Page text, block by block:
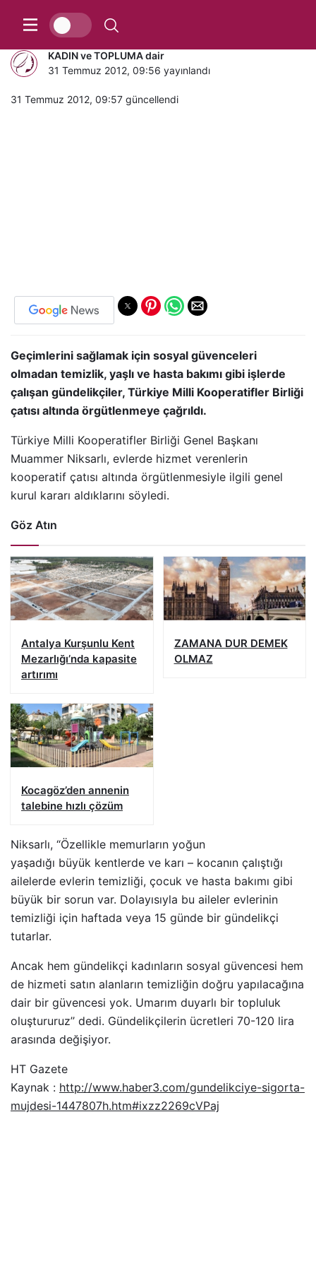
Gündelikçilere Müjdeli haber
KADIN ve TOPLUMA dair
31 Temmuz 2012, 09:56 yayınlandı
31 Temmuz 2012, 09:57 güncellendi
Geçimlerini sağlamak için sosyal güvenceleri
olmadan temizlik, yaşlı ve hasta bakımı gibi işlerde
çalışan gündelikçiler, Türkiye Milli Kooperatifler Birliği
çatısı altında örgütlenmeye çağrıldı.
Türkiye Milli Kooperatifler Birliği Genel Başkanı
Muammer Niksarlı, evlerde hizmet verenlerin
kooperatif çatısı altında örgütlenmesiyle ilgili genel
kurul kararı aldıklarını söyledi.
Göz Atın
Antalya Kurşunlu Kent
Mezarlığı’nda kapasite
artırımı
ZAMANA DUR DEMEK
OLMAZ
Kocagöz’den annenin
talebine hızlı çözüm
Niksarlı, “Özellikle memurların yoğun
yaşadığı büyük kentlerde ve karı – kocanın çalıştığı
ailelerde evlerin temizliği, çocuk ve hasta bakımı gibi
büyük bir sorun var. Dolayısıyla bu aileler evlerinin
temizliği için haftada veya 15 günde bir gündelikçi
tutarlar.
Ancak hem gündelikçi kadınların sosyal güvencesi hem
de hizmeti satın alanların temizliğin doğru yapılacağına
dair bir güvencesi yok. Umarım duyarlı bir topluluk
oluştururuz’’ dedi. Gündelikçilerin ücretleri 70-120 lira
arasında değişiyor.
HT Gazete
Kaynak : http://www.haber3.com/gundelikciye-sigorta-
mujdesi-1447807h.htm#ixzz2269cVPaj